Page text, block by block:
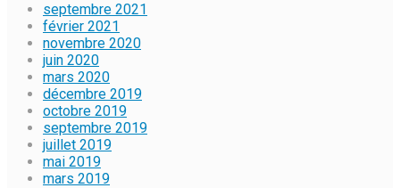
septembre 2021
février 2021
novembre 2020
juin 2020
mars 2020
décembre 2019
octobre 2019
septembre 2019
juillet 2019
mai 2019
mars 2019